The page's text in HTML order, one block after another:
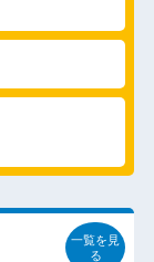
一覧を見
る